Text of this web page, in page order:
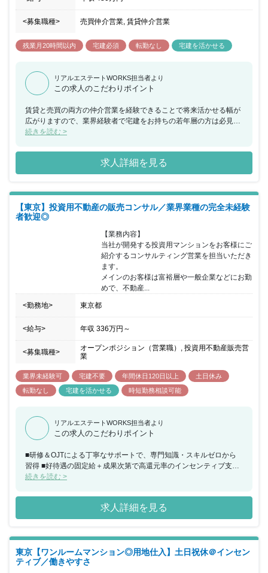
<募集職種> 売買仲介営業, 賃貸仲介営業
残業月20時間以内 宅建必須 転勤なし 宅建を活かせる
リアルエステートWORKS担当者より
この求人のこだわりポイント
賃貸と売買の両方の仲介営業を経験できることで将来活かせる幅が
広がりますので、業界経験者で宅建をお持ちの若年層の方は必見で
す。また、稼ぎたい方や、多くのお客様と接触してお客様の役に立
続きを読む >
求人詳細を見る
【東京】投資用不動産の販売コンサル／業界業種の完全未経験
者歓迎◎
【業務内容】
当社が開発する投資用マンションをお客様にご
紹介するコンサルティング営業を担当いただき
ます。
メインのお客様は富裕層や一般企業などにお勤
めで、不動産...
<勤務地> 東京都
<給与> 年収 336万円 ～
<募集職種>
オープンポジション（営業職）, 投資用不動産販売営
業
業界未経験可 宅建不要 年間休日120日以上
土日休み
転勤なし
宅建を活かせる 時短勤務相談可能
リアルエステートWORKS担当者より
この求人のこだわりポイント
■研修＆OJTによる丁寧なサポートで、専門知識・スキルゼロから
習得 ■好待遇の固定給＋成果次第で高還元率のインセンティブ支給
■自信をもって提案できる不動産物件のみを厳選 ■完全週休2日＆土
かすことで、未経験入社1年目から大幅な収入アップを実現してい
ます。 活躍次第で年収1,500万円超も十分可能です。 「年収アップ
を図りたい」、「未経験でもチャレンジしてみたい」など挑戦意欲
続きを読む >
求人詳細を見る
東京【ワンルームマンション◎用地仕入】土日祝休＠インセン
ティブ／働きやすさ